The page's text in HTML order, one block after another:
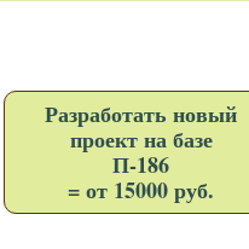
Разработать новый
проект на базе
П-186
= от 15000 руб.